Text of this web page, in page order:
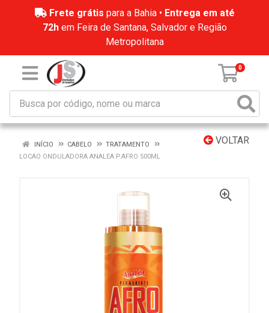
Frete grátis para a Bahia • Entrega em até
72hem Feira de Santana, Salvador e Região
Metropolitana
0
VOLTAR
INÍCIO CABELO
TRATAMENTO
LOCAO ONDULADORA ANALEA P.AFRO 500ML